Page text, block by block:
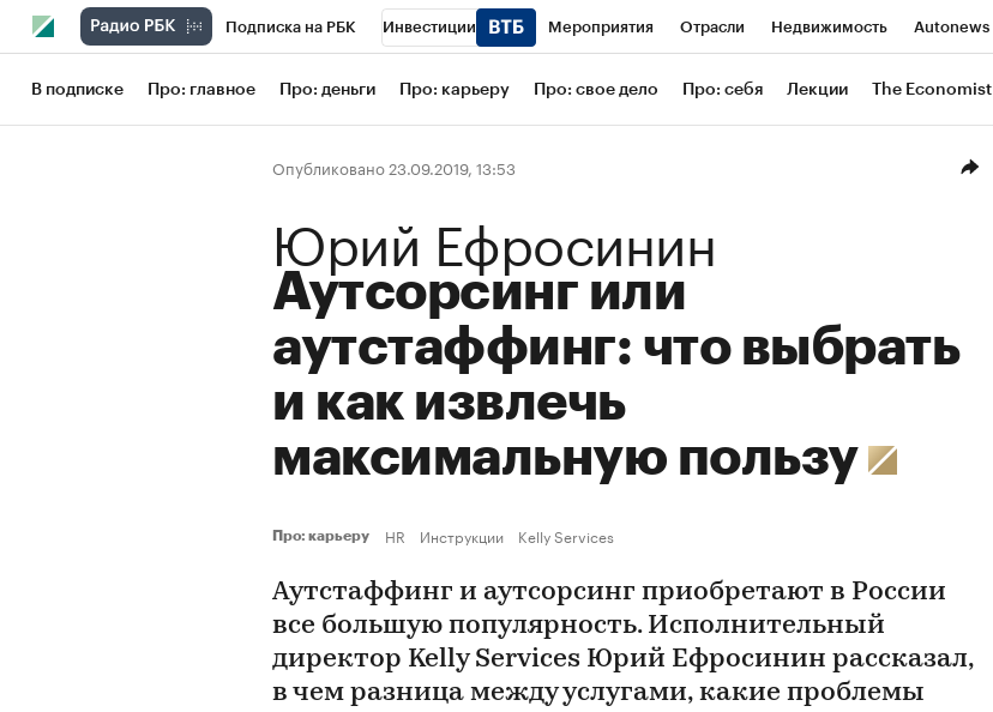
Подписка на РБК Инвестиции Мероприятия Отрасли Недвижимость Autonews
Школа управления РБК РБК Образование РБК Life Тренды Визионеры
Рынок наличной валюты
В подписке Про: главное Про: деньги Про: карьеру Про: свое дело Про: себя Лекции The Economist
Опубликовано 23.09.2019, 13:53
Юрий Ефросинин
Аутсорсинг или
аутстаффинг: что выбрать
и как извлечь
максимальную пользу
Про: карьеру HR Инструкции Kelly Services
Аутстаффинг и аутсорсинг приобретают в России
все большую популярность. Исполнительный
директор Kelly Services Юрий Ефросинин рассказал,
в чем разница между услугами, какие проблемы